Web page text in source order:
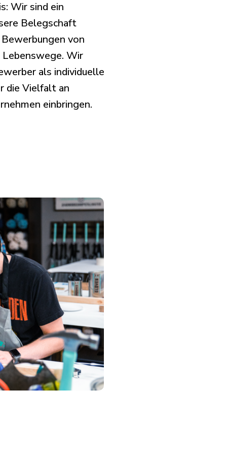
Wir sind ein
Belegschaft
von
Wir
als individuelle
die Vielfalt an
einbringen.